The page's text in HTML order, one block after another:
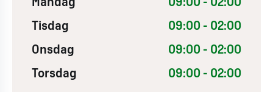
Måndag 09:00 - 02:00
Tisdag 09:00 - 02:00
Onsdag 09:00 - 02:00
Torsdag 09:00 - 02:00